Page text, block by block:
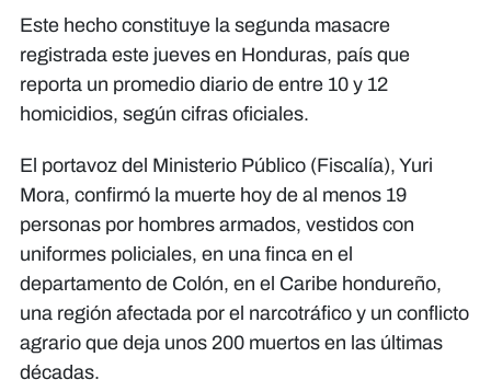
Este hecho constituye la segunda masacre
registrada este jueves en Honduras, país que
reporta un promedio diario de entre 10 y 12
homicidios, según cifras oficiales.
El portavoz del Ministerio Público (Fiscalía), Yuri
Mora, confirmó la muerte hoy de al menos 19
personas por hombres armados, vestidos con
uniformes policiales, en una finca en el
departamento de Colón, en el Caribe hondureño,
una región afectada por el narcotráfico y un conflicto
agrario que deja unos 200 muertos en las últimas
décadas.